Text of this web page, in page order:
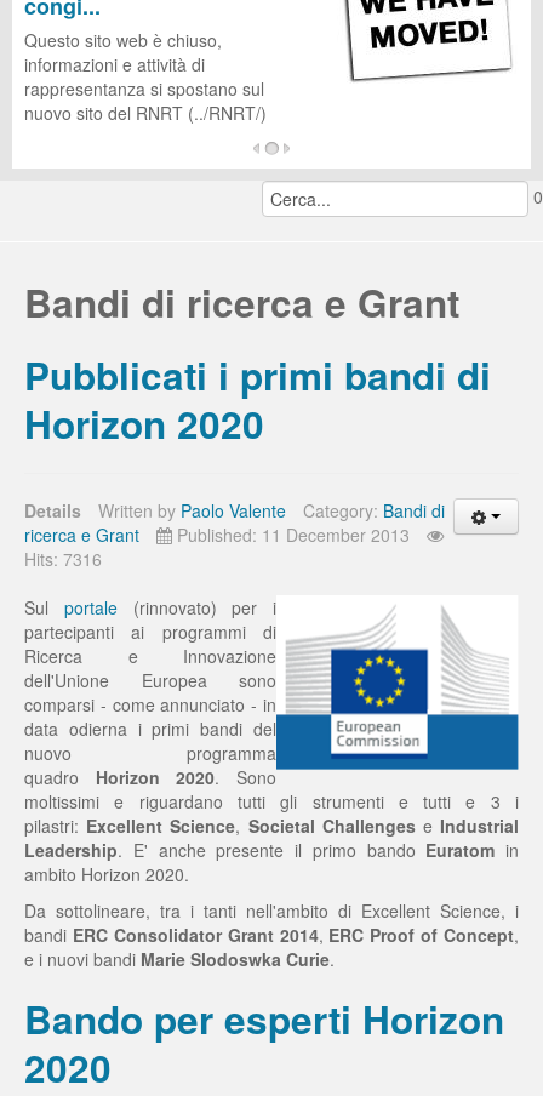
Questo sito web è chiuso,
informazioni e attività di
rappresentanza si spostano sul
nuovo sito del RNRT (../RNRT/)
0
Bandi di ricerca e Grant
Pubblicati i primi bandi di
Horizon 2020
Details Written by Paolo Valente Category: Bandi di
ricerca e Grant
Published: 11 December 2013
Hits: 7316
Sul portale(rinnovato) per i
partecipanti ai programmi di
Ricerca e Innovazione
dell'Unione Europea sono
comparsi - come annunciato - in
data odierna i primi bandi del
nuovo programma
quadro Horizon 2020. Sono
moltissimi e riguardano tutti gli strumenti e tutti e 3 i
pilastri: Excellent Science, Societal Challengese Industrial
Leadership. E' anche presente il primo bando Euratom in
ambito Horizon 2020.
Da sottolineare, tra i tanti nell'ambito di Excellent Science, i
bandi ERC Consolidator Grant 2014, ERC Proof of Concept,
e i nuovi bandi Marie Slodoswka Curie.
Bando per esperti Horizon
2020
CUG